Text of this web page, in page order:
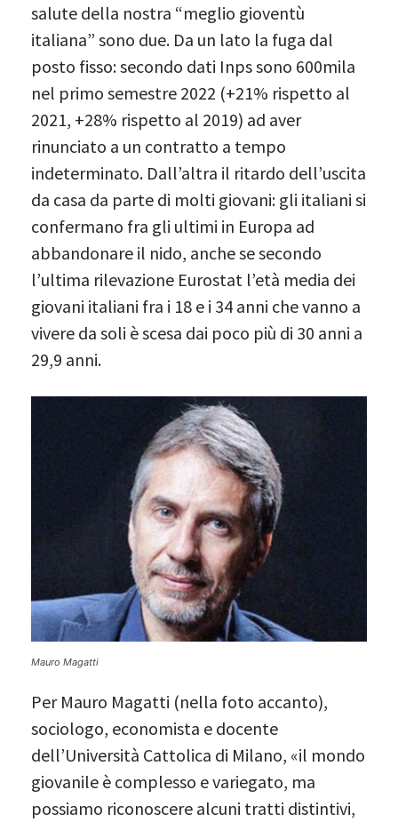
salute della nostra “meglio gioventù
italiana” sono due. Da un lato la fuga dal
posto fisso: secondo dati Inps sono 600mila
nel primo semestre 2022 (+21% rispetto al
2021, +28% rispetto al 2019) ad aver
rinunciato a un contratto a tempo
indeterminato. Dall’altra il ritardo dell’uscita
da casa da parte di molti giovani: gli italiani si
confermano fra gli ultimi in Europa ad
abbandonare il nido, anche se secondo
l’ultima rilevazione Eurostat l’età media dei
giovani italiani fra i 18 e i 34 anni che vanno a
vivere da soli è scesa dai poco più di 30 anni a
29,9 anni.
Mauro Magatti
Per Mauro Magatti (nella foto accanto),
sociologo, economista e docente
dell’Università Cattolica di Milano, «il mondo
giovanile è complesso e variegato, ma
possiamo riconoscere alcuni tratti distintivi,